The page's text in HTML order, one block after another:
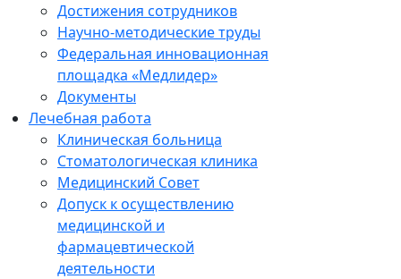
Достижения сотрудников
Научно-методические труды
Федеральная инновационная
площадка «Медлидер»
Документы
Лечебная работа
Клиническая больница
Стоматологическая клиника
Медицинский Совет
Допуск к осуществлению
медицинской и
фармацевтической
деятельности